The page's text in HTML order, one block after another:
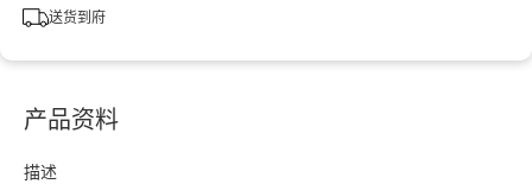
送货到府
产品资料
描述